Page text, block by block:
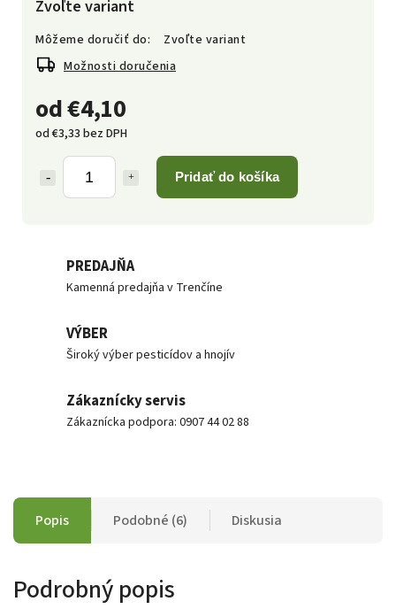
od€4,10
od€3,33 bez DPH
Pridať do košíka
Zvoľte variant
Môžeme doručiť do:
Zvoľte variant
Možnosti doručenia
PREDAJŇA
Kamenná predajňa v Trenčíne
VÝBER
Široký výber pesticídov a hnojív
Zákaznícky servis
Zákaznícka podpora: 0907 44 02 88
Popis Podobné (6) Diskusia
Podrobný popis